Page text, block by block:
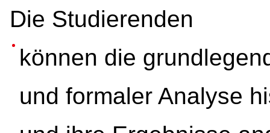
Die Studierenden
können die
und formaler Analyse